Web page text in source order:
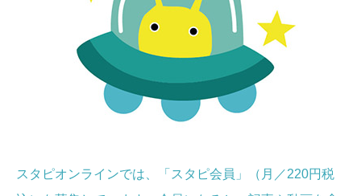
スタピオンラインでは、「スタピ会員」（月／220円税